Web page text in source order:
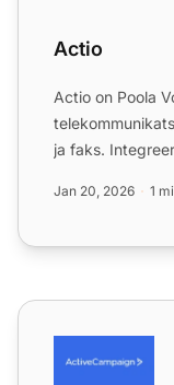
Actio
Actio on Poola
ja faks.
Jan 20, 2026 1
ActiveCampaign